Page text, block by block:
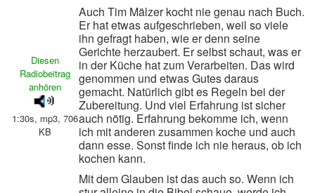
Diesen
Radiobeitrag
anhören
1:30s, mp3, 706
KB
Auch Tim Mälzer kocht nie genau nach Buch.
Er hat etwas aufgeschrieben, weil so viele
ihn gefragt haben, wie er denn seine
Gerichte herzaubert. Er selbst schaut, was er
in der Küche hat zum Verarbeiten. Das wird
genommen und etwas Gutes daraus
gemacht. Natürlich gibt es Regeln bei der
Zubereitung. Und viel Erfahrung ist sicher
auch nötig. Erfahrung bekomme ich, wenn
ich mit anderen zusammen koche und auch
dann esse. Sonst finde ich nie heraus, ob ich
kochen kann.
Mit dem Glauben ist das auch so. Wenn ich